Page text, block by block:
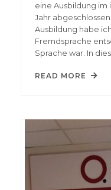
eine Ausbildung
Jahr
Ausbildung habe
Fremdsprache
Sprache war. In
READ MORE